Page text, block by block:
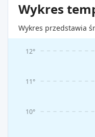
Wykres
Wykres przedstawia
10°
11°
12°